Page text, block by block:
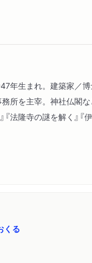
年生まれ。建築家／
所を主宰。神社仏閣
法隆寺の謎を解く』『
くる